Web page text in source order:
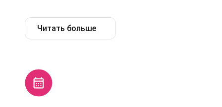
Читать больше